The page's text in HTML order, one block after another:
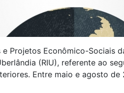
Projetos Econômico-Sociais
(RIU), referente ao
Entre maio e agosto